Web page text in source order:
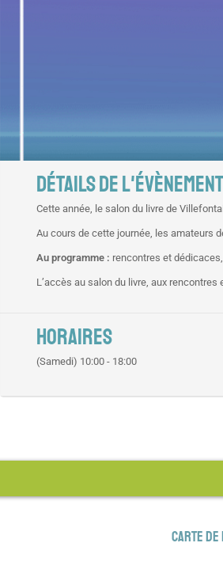
DÉTAILS DE L'ÉVÈNEMENT
Cette année, le salon du livre de
Au cours de cette journée, les amateurs
Au programme : rencontres et
L’accès au salon du livre, aux
HORAIRES
(Samedi) 10:00 - 18:00
Carte